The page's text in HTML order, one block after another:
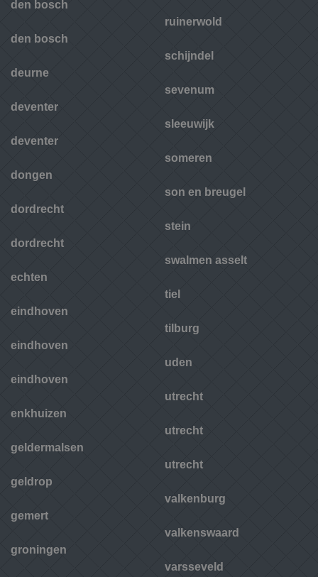
den bosch
den bosch
deurne
deventer
deventer
dongen
dordrecht
dordrecht
echten
eindhoven
eindhoven
eindhoven
enkhuizen
geldermalsen
geldrop
gemert
groningen
ruinerwold
schijndel
sevenum
sleeuwijk
someren
son en breugel
stein
swalmen asselt
tiel
tilburg
uden
utrecht
utrecht
utrecht
valkenburg
valkenswaard
varsseveld